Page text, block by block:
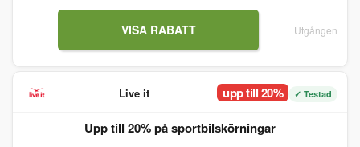
VISA RABATT Utgången
Live it upp till 20% ✓ Testad
Upp till 20% på sportbilskörningar